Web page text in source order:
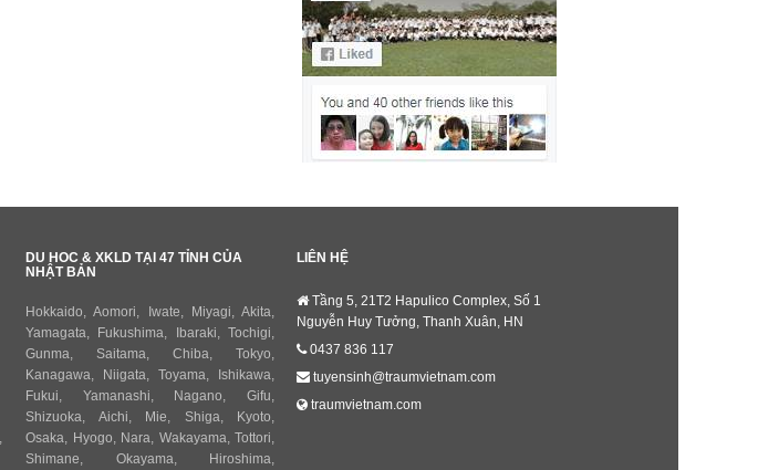
DU HOC & XKLD TẠI 47 TỈNH CỦA
NHẬT BẢN
Hokkaido ,Aomori Iwate Miyagi Akita
Yamagata
Fukushima Ibaraki ,Tochigi
Gunma
Saitama Chiba Tokyo
Kanagawa
Niigata Toyama Ishikawa
Fukui,
Yamanashi Nagano ,Gifu
Shizuoka
Aichi Mie Shiga Kyoto
Osaka
Hyogo Nara Wakayama Tottori
Shimane
Okayama Hiroshima
LIÊN HỆ
Tầng 5, 21T2 Hapulico Complex, Số 1
Nguyễn Huy Tưởng, Thanh Xuân, HN
0437 836 117
tuyensinh@traumvietnam.com
traumvietnam.com